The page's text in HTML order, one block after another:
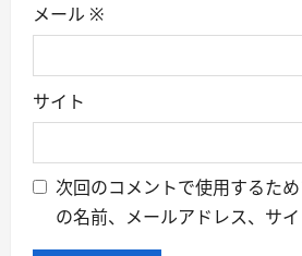
メール ※
サイト
次回のコメントで使用するた
の名前、メールアドレス、サイ